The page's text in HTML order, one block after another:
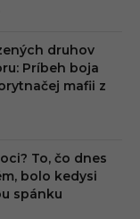
druhov
Príbeh boja
mafii z
To, čo dnes
bolo kedysi
spánku